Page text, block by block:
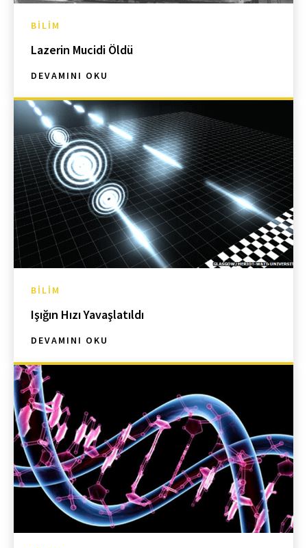
BILIM
Lazerin Mucidi Öldü
DEVAMINI OKU
BILIM
Işığın Hızı Yavaşlatıldı
DEVAMINI OKU